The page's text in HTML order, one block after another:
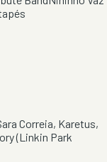
Correia, Karetus,
(Linkin Park